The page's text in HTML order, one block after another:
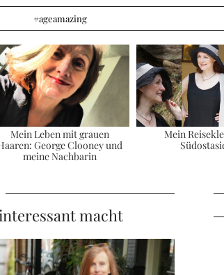
#ageamazing
Mein Leben mit grauen
George Clooney und
meine Nachbarin
Mein
macht